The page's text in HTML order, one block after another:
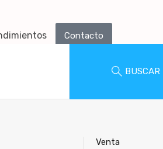
Contacto
BUSCAR
Venta